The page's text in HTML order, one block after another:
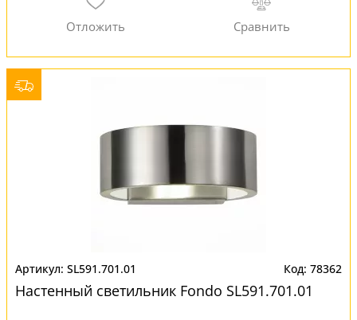
SL591.701.01 78362
Настенный светильник Fondo SL591.701.01